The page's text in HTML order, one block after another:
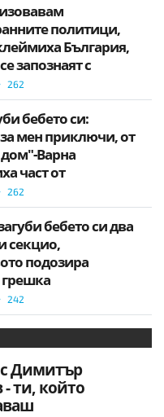
политици,
България,
запознаят с
262
бебето си:
мен приключи, от
Варна
част от
262
бебето си два
секцио,
подозира
грешка
242
Димитър
ти, който